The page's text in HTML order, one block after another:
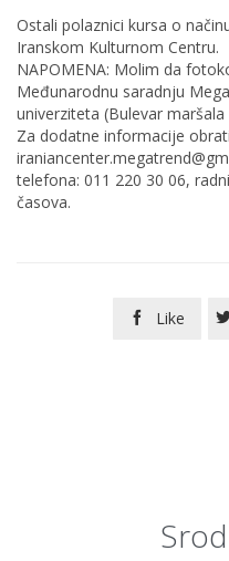
Ostali polaznici kursa o
Iranskom Kulturnom Centru.
NAPOMENA: Molim da
Međunarodnu saradnju
univerziteta (Bulevar
Za dodatne informacije
telefona: 011 220 30 06,
časova.
 Like